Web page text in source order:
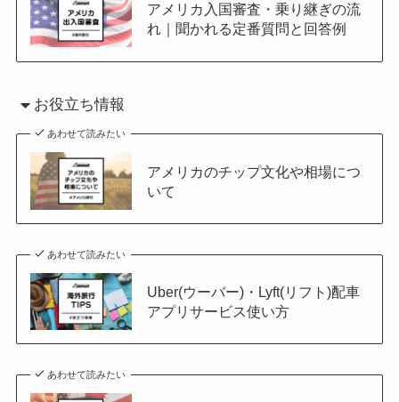
アメリカ入国審査・乗り継ぎの流
れ｜聞かれる定番質問と回答例
お役立ち情報
あわせて読みたい
アメリカのチップ文化や相場につ
いて
あわせて読みたい
Uber(ウーバー)・Lyft(リフト)配車
アプリサービス使い方
あわせて読みたい